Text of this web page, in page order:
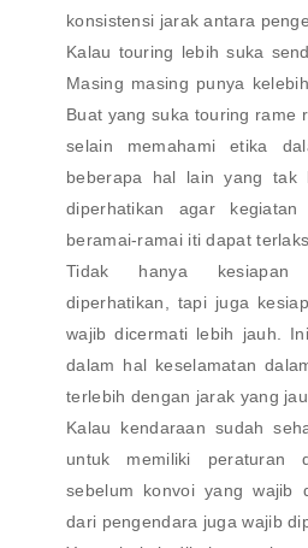
konsistensi jarak antara
Kalau touring lebih suka
Masing masing punya
Buat yang suka touring rame
selain memahami etika
beberapa hal lain yang tak
diperhatikan agar kegiatan
beramai-ramai iti dapat
Tidak hanya kesiapan
diperhatikan, tapi juga
wajib dicermati lebih jauh.
dalam hal keselamatan
terlebih dengan jarak yang
Kalau kendaraan sudah
untuk memiliki peraturan
sebelum konvoi yang wajib
dari pengendara juga wajib